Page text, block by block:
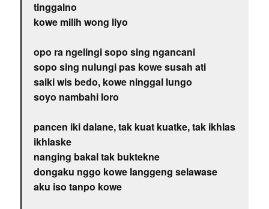
tinggalno
kowe milih wong liyo
opo ra ngelingi sopo sing ngancani
sopo sing nulungi pas kowe susah ati
saiki wis bedo, kowe ninggal lungo
soyo nambahi loro
pancen iki dalane, tak kuat kuatke, tak ikhlas
ikhlaske
nanging bakal tak buktekne
dongaku nggo kowe langgeng selawase
aku iso tanpo kowe